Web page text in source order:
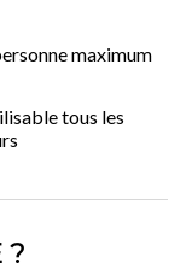
maximum
tous les
?